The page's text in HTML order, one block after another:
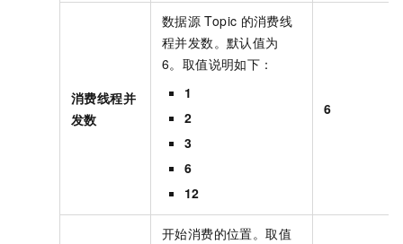
消费线程并
发数
数据源 Topic 的消费线
程并发数。默认值为
6。取值说明如下：
1
2
3
6
12
6
开始消费的位置。取值